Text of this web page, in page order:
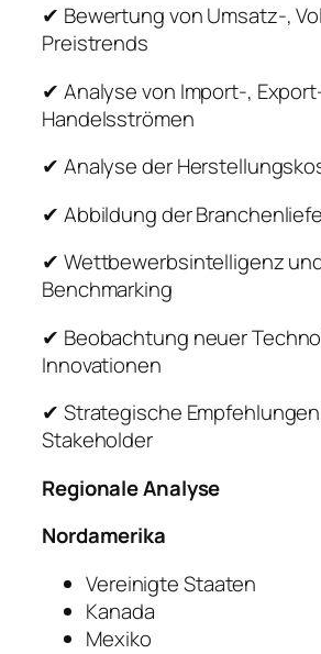
✔ Bewertung von Umsatz-,
Preistrends
✔ Analyse von Import-,
Handelsströmen
✔ Analyse der
✔ Abbildung der
✔ Wettbewerbsintelligenz
Benchmarking
✔ Beobachtung neuer
Innovationen
✔ Strategische
Stakeholder
Regionale Analyse
Nordamerika
Vereinigte Staaten
Kanada
Mexiko